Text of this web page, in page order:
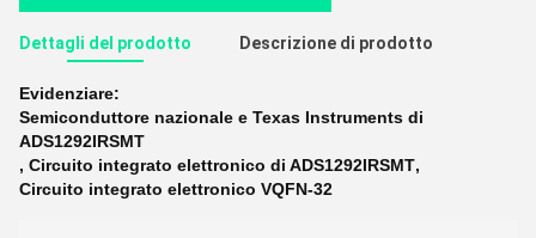
Dettagli del prodotto Descrizione di prodotto
Evidenziare:
Semiconduttore nazionale e Texas Instruments di
ADS1292IRSMT
, Circuito integrato elettronico di ADS1292IRSMT,
Circuito integrato elettronico VQFN-32